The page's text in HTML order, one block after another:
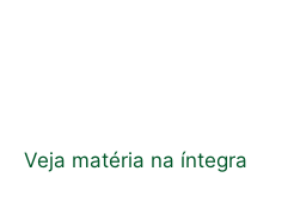
Veja matéria na íntegra